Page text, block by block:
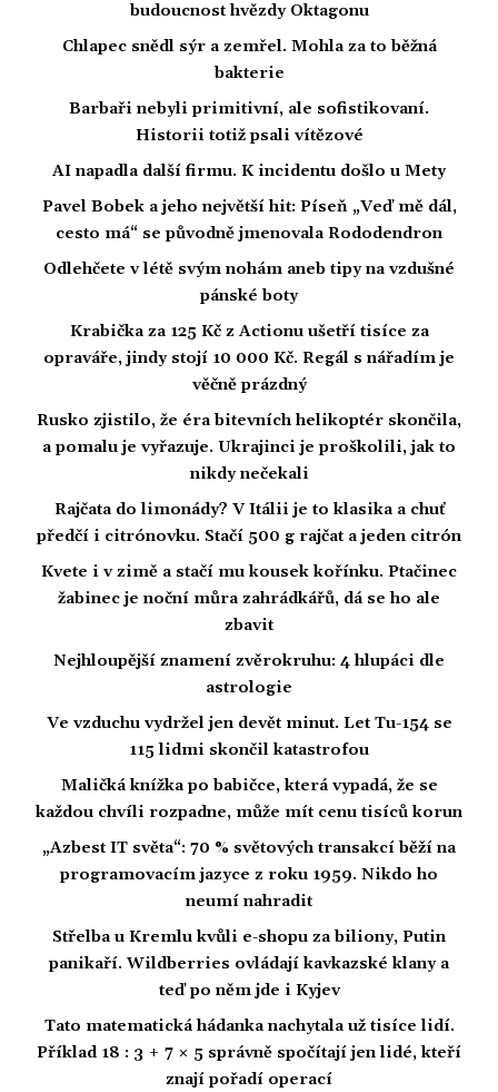
budoucnost hvězdy Oktagonu
Chlapec snědl sýr a zemřel. Mohla za to běžná
bakterie
Barbaři nebyli primitivní, ale sofistikovaní.
Historii totiž psali vítězové
AI napadla další firmu. K incidentu došlo u Mety
Pavel Bobek a jeho největší hit: Píseň „Veď mě dál,
cesto má“ se původně jmenovala Rododendron
Odlehčete v létě svým nohám aneb tipy na vzdušné
pánské boty
Krabička za 125 Kč z Actionu ušetří tisíce za
opraváře, jindy stojí 10 000 Kč. Regál s nářadím je
věčně prázdný
Rusko zjistilo, že éra bitevních helikoptér skončila,
a pomalu je vyřazuje. Ukrajinci je proškolili, jak to
nikdy nečekali
Rajčata do limonády? V Itálii je to klasika a chuť
předčí i citrónovku. Stačí 500 g rajčat a jeden citrón
Kvete i v zimě a stačí mu kousek kořínku. Ptačinec
žabinec je noční můra zahrádkářů, dá se ho ale
zbavit
Nejhloupější znamení zvěrokruhu: 4 hlupáci dle
astrologie
Ve vzduchu vydržel jen devět minut. Let Tu-154 se
115 lidmi skončil katastrofou
Maličká knížka po babičce, která vypadá, že se
každou chvíli rozpadne, může mít cenu tisíců korun
„Azbest IT světa“: 70 % světových transakcí běží na
programovacím jazyce z roku 1959. Nikdo ho
neumí nahradit
Střelba u Kremlu kvůli e-shopu za biliony, Putin
panikaří. Wildberries ovládají kavkazské klany a
teď po něm jde i Kyjev
Tato matematická hádanka nachytala už tisíce lidí.
Příklad 18 : 3 + 7 × 5 správně spočítají jen lidé, kteří
znají pořadí operací